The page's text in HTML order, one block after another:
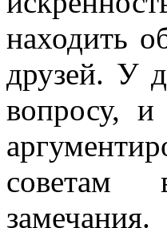
находить
друзей. У
вопросу,
советам